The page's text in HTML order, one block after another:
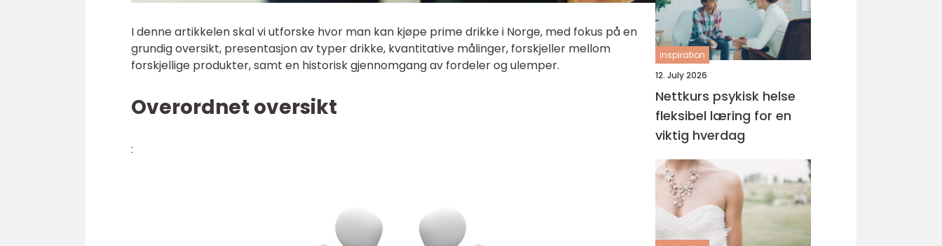
I denne artikkelen skal vi utforske hvor man kan kjøpe prime drikke i Norge, med fokus på en
grundig oversikt, presentasjon av typer drikke, kvantitative målinger, forskjeller mellom
forskjellige produkter, samt en historisk gjennomgang av fordeler og ulemper.
Overordnet oversikt
:
inspiration
12. July 2026
Nettkurs psykisk helse
fleksibel læring for en
viktig hverdag